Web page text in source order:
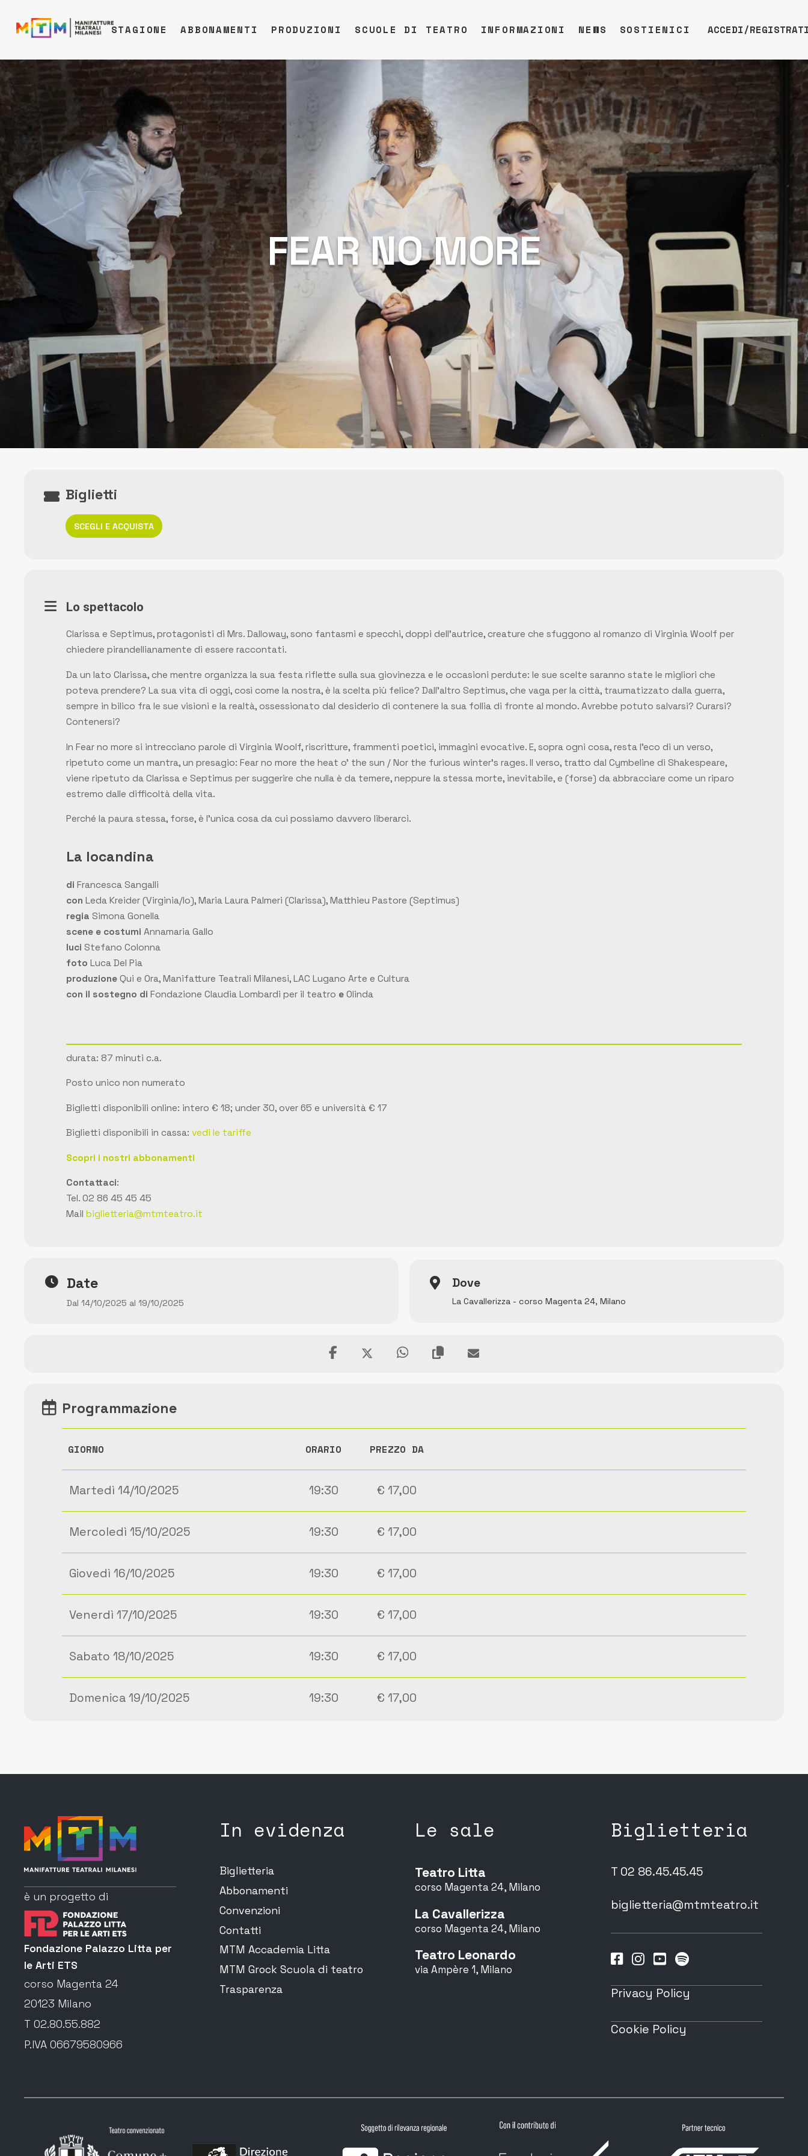
FEAR NO MORE
Biglietti
SCEGLI E ACQUISTA
Lo spettacolo
Clarissa e Septimus, protagonisti di Mrs. Dalloway, sono fantasmi e specchi, doppi dell’autrice, creature che sfuggono al romanzo di Virginia Woolf per
chiedere pirandellianamente di essere raccontati.
Da un lato Clarissa, che mentre organizza la sua festa riflette sulla sua giovinezza e le occasioni perdute: le sue scelte saranno state le migliori che
poteva prendere? La sua vita di oggi, così come la nostra, è la scelta più felice? Dall’altro Septimus, che vaga per la città, traumatizzato dalla guerra,
sempre in bilico fra le sue visioni e la realtà, ossessionato dal desiderio di contenere la sua follia di fronte al mondo. Avrebbe potuto salvarsi? Curarsi?
Contenersi?
In Fear no more si intrecciano parole di Virginia Woolf, riscritture, frammenti poetici, immagini evocative. E, sopra ogni cosa, resta l’eco di un verso,
ripetuto come un mantra, un presagio: Fear no more the heat o’ the sun / Nor the furious winter’s rages. Il verso, tratto dal Cymbeline di Shakespeare,
viene ripetuto da Clarissa e Septimus per suggerire che nulla è da temere, neppure la stessa morte, inevitabile, e (forse) da abbracciare come un riparo
estremo dalle difficoltà della vita.
Perché la paura stessa, forse, è l’unica cosa da cui possiamo davvero liberarci.
La locandina
di Francesca Sangalli
con Leda Kreider (Virginia/Io), Maria Laura Palmeri (Clarissa), Matthieu Pastore (Septimus)
regia Simona Gonella
scene e costumi Annamaria Gallo
luci Stefano Colonna
foto Luca Del Pia
produzioneQui e Ora, Manifatture Teatrali Milanesi, LAC Lugano Arte e Cultura
con il sostegno di Fondazione Claudia Lombardi per il teatro eOlinda
durata: 87 minuti c.a.
Posto unico non numerato
Biglietti disponibili online: intero € 18; under 30, over 65 e università € 17
Biglietti disponibili in cassa: vedi le tariffe
Scopri i nostri abbonamenti
Contattaci:
Tel. 02 86 45 45 45
Mail biglietteria@mtmteatro.it
Date
Dal 14/10/2025 al 19/10/2025
Dove
La Cavallerizza - corso Magenta 24, Milano
Programmazione
GIORNO ORARIO PREZZO DA
Martedì 14/10/2025 19:30 € 17,00
Mercoledì 15/10/2025 19:30 € 17,00
Giovedì 16/10/2025 19:30 € 17,00
Venerdì 17/10/2025 19:30 € 17,00
Sabato 18/10/2025 19:30 € 17,00
Domenica 19/10/2025 19:30 € 17,00
STAGIONE ABBONAMENTI PRODUZIONI SCUOLE DI TEATRO INFORMAZIONI NEWS SOSTIENICI ACCEDI/
è un progetto di
Fondazione Palazzo Litta per
le Arti ETS
corso Magenta 24
20123 Milano
T 02.80.55.882
P.IVA 06679580966
In evidenza
Biglietteria
Abbonamenti
Convenzioni
Contatti
MTM Accademia Litta
MTM Grock Scuola di teatro
Trasparenza
Le sale
Teatro Litta
corso Magenta 24, Milano
La Cavallerizza
corso Magenta 24, Milano
Teatro Leonardo
via Ampère 1, Milano
Biglietteria
T 02 86.45.45.45
biglietteria@mtmteatro.it
Privacy Policy
Cookie Policy